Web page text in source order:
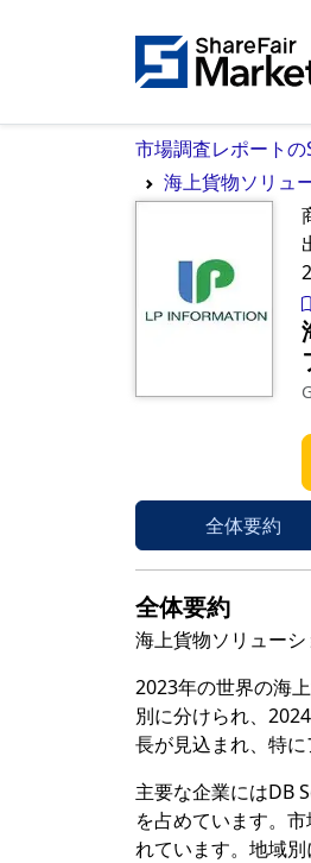
市場調査レポート
海上貨物ソリュ
全体要約
全体要約
海上貨物ソリューシ
2023年の世界の海
別に分けられ、
長が見込まれ、特
主要な企業にはDB
を占めています。
れています。地域